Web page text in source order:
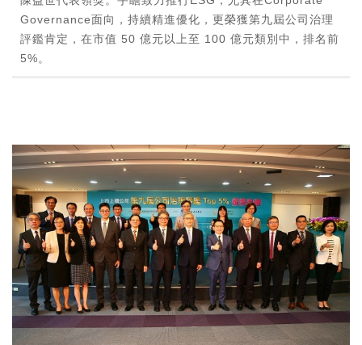
Governance面向，持續精進優化，更榮獲第九屆公司治理
評鑑肯定，在市值 50 億元以上至 100 億元類別中，排名前
5%。